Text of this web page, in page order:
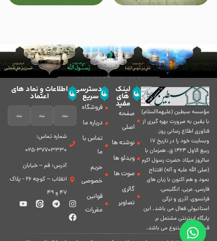
مؤسسه سبطين (عليهماالسلام)
با يقين به ضرورت بهره گیرى از
فناورى اطلاع رسانى روز،
وبسایت خود را در تاريخ 17
ربيع الاول 1424 ق. همزمان با
سالروز ميلاد حضرت رسول اكرم
(صلی الله علیه و آله) افتتاح
نمود و هم اكنون با زبان های
فارسی، عربى، انگلیسی،
فرانسوی، آذری و ترکی
استانبولی فعال مى باشد. اين
پايگاه اينترنتى مشتمل بر
قسمت هاى متنوع مى باشد.
لینک
های
مفید
صفحه
اصلی
نوشته ها
ویدئو ها
صوت ها
گالری
تصاویر
دسترسی
سریع
فروشگاه
درباره ما
تماس با
ما
حریم
خصوصی
قوانین
مقررات
اطلاعات و نماد های
اعتماد
شماره تماس:
37703330-025
آدرس: قم – خیابان
انقلاب – کوچه 26 - پلاک
47 و 49